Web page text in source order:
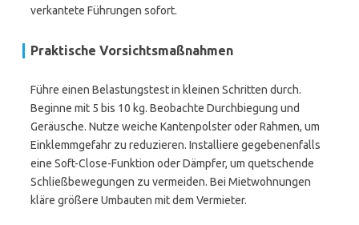
verkantete Führungen sofort.
Praktische Vorsichtsmaßnahmen
Führe einen Belastungstest in kleinen Schritten durch.
Beginne mit 5 bis 10 kg. Beobachte Durchbiegung und
Geräusche. Nutze weiche Kantenpolster oder Rahmen, um
Einklemmgefahr zu reduzieren. Installiere gegebenenfalls
eine Soft-Close-Funktion oder Dämpfer, um quetschende
Schließbewegungen zu vermeiden. Bei Mietwohnungen
kläre größere Umbauten mit dem Vermieter.